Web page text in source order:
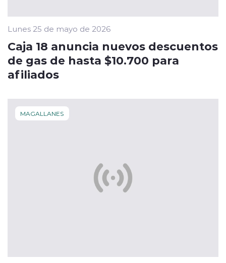
Lunes 25 de mayo de 2026
Caja 18 anuncia nuevos descuentos
de gas de hasta $10.700 para
afiliados
MAGALLANES